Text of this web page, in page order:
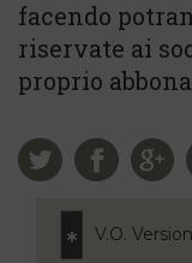
facendo
riservate ai
proprio
V.O.